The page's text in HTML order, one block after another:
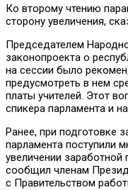
Ко второму чтению
сторону увеличения,
Председателем
законопроекта о
на сессии было
предусмотреть в нем
платы учителей. Этот
спикера парламента и
Ранее, при подготовке
парламента поступили
увеличении заработной
сообщил членам
с Правительством